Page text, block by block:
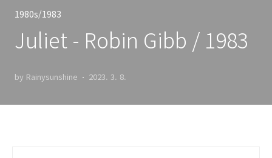
1980s/1983
Juliet - Robin Gibb / 1983
by Rainysunshine 2023. 3. 8.